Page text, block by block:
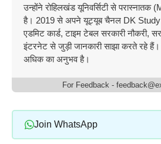
उन्होंने रोहिलखंड यूनिवर्सिटी से परास्नातक
है। 2019 से अपने यूट्यूब चैनल DK Study
एडमिट कार्ड, टाइम टेबल सरकारी नौकरी,
इंटरनेट से जुड़ी जानकारी साझा करते रहे
अधिक का अनुभव है।
For Feedback -
Join WhatsApp